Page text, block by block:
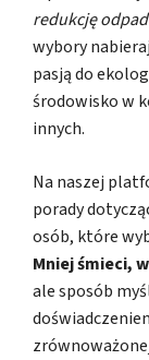
redukcję
wybory
pasją do
środowisko w
innych.
Na naszej
porady
osób, które
Mniej śmieci,
ale sposób